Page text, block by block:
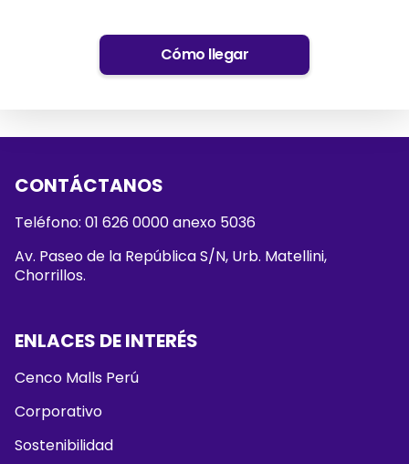
Cómo llegar
CONTÁCTANOS
Teléfono: 01 626 0000 anexo 5036
Av. Paseo de la República S/N, Urb. Matellini,
Chorrillos.
ENLACES DE INTERÉS
Cenco Malls Perú
Corporativo
Sostenibilidad